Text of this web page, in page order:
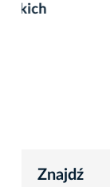
lipiec 2026 w
Znajdź